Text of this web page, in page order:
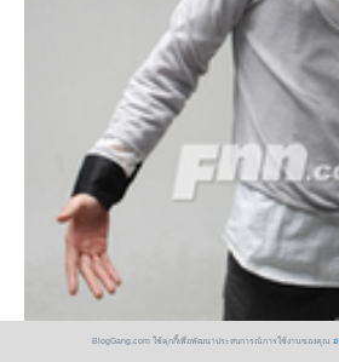
BlogGang.com ใช้คุกกี้เพื่อพัฒนาประสบการณ์การใช้งานของคุณ อ่